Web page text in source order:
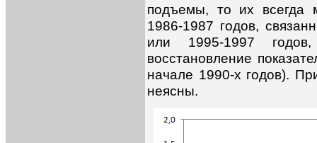
подъемы, то их всегда
1986-1987 годов,
или 1995-1997
восстановление
начале 1990-х годов).
неясны.